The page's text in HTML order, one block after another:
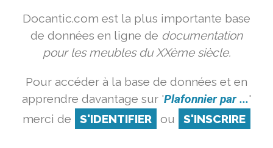
Docantic.com est la plus importante base
de données en ligne de documentation
pour les meubles du XXème siècle.
Pour accéder à la base de données et en
apprendre davantage sur 'Plafonnier par ...'
merci de
S'IDENTIFIER ou S'INSCRIRE